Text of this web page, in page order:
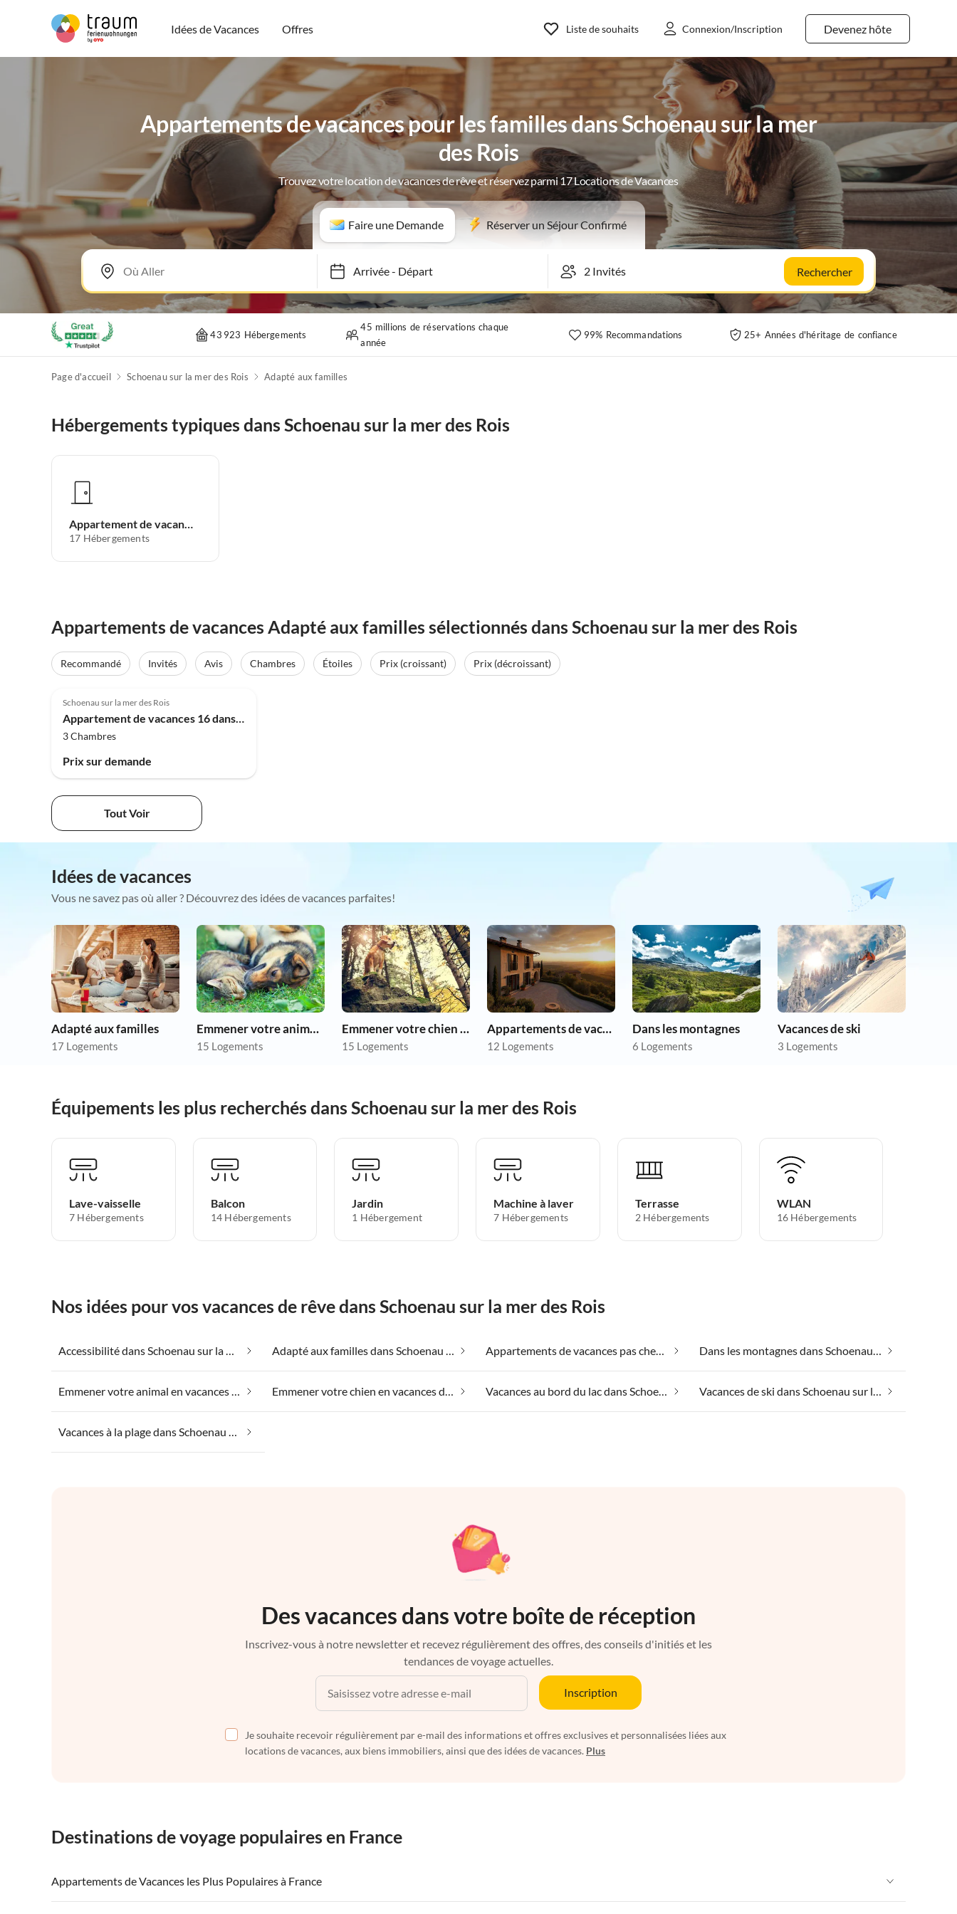
Idées de Vacances Offres Devenez hôte
Liste de souhaits Connexion/Inscription
Appartements de vacances pour les familles dans Schoenau sur la mer
des Rois
Trouvez votre location de vacances de rêve et réservez parmi 17 Locations de Vacances
Faire une Demande Réserver un Séjour Confirmé
Arrivée-Départ Rechercher
43 923 Hébergements
45 millions de réservations chaque
année
99% Recommandations 25+ Années d'héritage de confiance
Page d'accueil Schoenau sur la mer des Rois Adapté aux familles
Hébergements typiques dans Schoenau sur la mer des Rois
Appartement de vacances
17 Hébergements
Appartements de vacances Adapté aux familles sélectionnés dans Schoenau sur la mer des Rois
Recommandé Invités Avis Chambres Étoiles Prix (croissant) Prix (décroissant)
Schoenau sur la mer des Rois
Appartement de vacances 16 dans la Maison de Campagne Waldhauser
3 Chambres
Prix sur demande
Tout Voir
Idées de vacances
Vous ne savez pas où aller ? Découvrez des idées de vacances parfaites!
Adapté aux familles
17 Logements
Emmener votre animal en vacances
15 Logements
Emmener votre chien en vacances
15 Logements
Appartements de vacances pas chers
12 Logements
Dans les montagnes
6 Logements
Vacances de ski
3 Logements
Équipements les plus recherchés dans Schoenau sur la mer des Rois
Lave-vaisselle
7 Hébergements
Balcon
14 Hébergements
Jardin
1 Hébergement
Machine à laver
7 Hébergements
Terrasse
2 Hébergements
WLAN
16 Hébergements
Nos idées pour vos vacances de rêve dans Schoenau sur la mer des Rois
Accessibilité dans Schoenau sur la mer des Rois Adapté aux familles dans Schoenau sur la mer des Rois Appartements de vacances pas chers dans Schoenau sur la mer des Rois Dans les montagnes dans Schoenau sur la mer des Rois
Emmener votre animal en vacances dans Schoenau sur la mer des Rois Emmener votre chien en vacances dans Schoenau sur la mer des Rois Vacances au bord du lac dans Schoenau sur la mer des Rois Vacances de ski dans Schoenau sur la mer des Rois
Vacances à la plage dans Schoenau sur la mer des Rois
Des vacances dans votre boîte de réception
Inscrivez-vous à notre newsletter et recevez régulièrement des offres, des conseils d'initiés et les
tendances de voyage actuelles.
Inscription
Je souhaite recevoir régulièrement par e-mail des informations et offres exclusives et personnalisées liées aux
locations de vacances, aux biens immobiliers, ainsi que des idées de vacances. Plus
Destinations de voyage populaires en France
Appartements de Vacances les Plus Populaires à France